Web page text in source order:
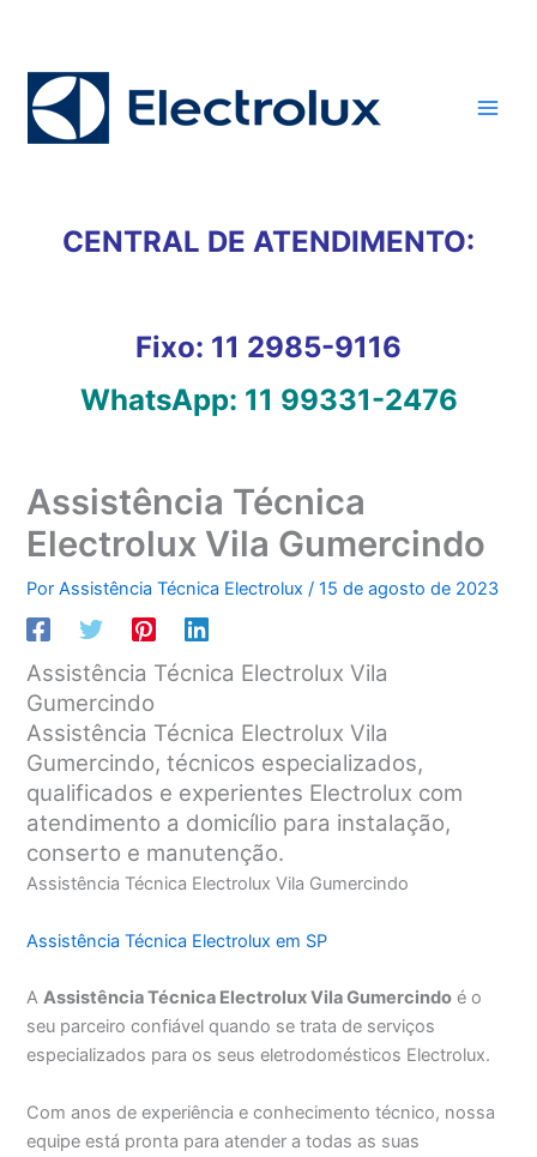
conteúdo
CENTRAL DE ATENDIMENTO:
Fixo: 11 2985-9116
WhatsApp: 11 99331-2476
Assistência Técnica
Electrolux Vila Gumercindo
PorAssistência Técnica Electrolux/15 de agosto de 2023
Assistência Técnica Electrolux Vila
Gumercindo
Assistência Técnica Electrolux Vila
Gumercindo, técnicos especializados,
qualificados e experientes Electrolux com
atendimento a domicílio para instalação,
conserto e manutenção.
Assistência Técnica Electrolux Vila Gumercindo
Assistência Técnica Electrolux em SP
AAssistência Técnica Electrolux Vila Gumercindo é o
seu parceiro confiável quando se trata de serviços
especializados para os seus eletrodomésticos Electrolux.
Com anos de experiência e conhecimento técnico, nossa
equipe está pronta para atender a todas as suas